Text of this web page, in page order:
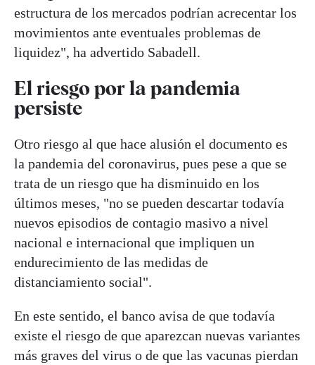
estructura de los mercados podrían acrecentar los
movimientos ante eventuales problemas de
liquidez", ha advertido Sabadell.
El riesgo por la pandemia
persiste
Otro riesgo al que hace alusión el documento es
la pandemia del coronavirus, pues pese a que se
trata de un riesgo que ha disminuido en los
últimos meses, "no se pueden descartar todavía
nuevos episodios de contagio masivo a nivel
nacional e internacional que impliquen un
endurecimiento de las medidas de
distanciamiento social".
En este sentido, el banco avisa de que todavía
existe el riesgo de que aparezcan nuevas variantes
más graves del virus o de que las vacunas pierdan